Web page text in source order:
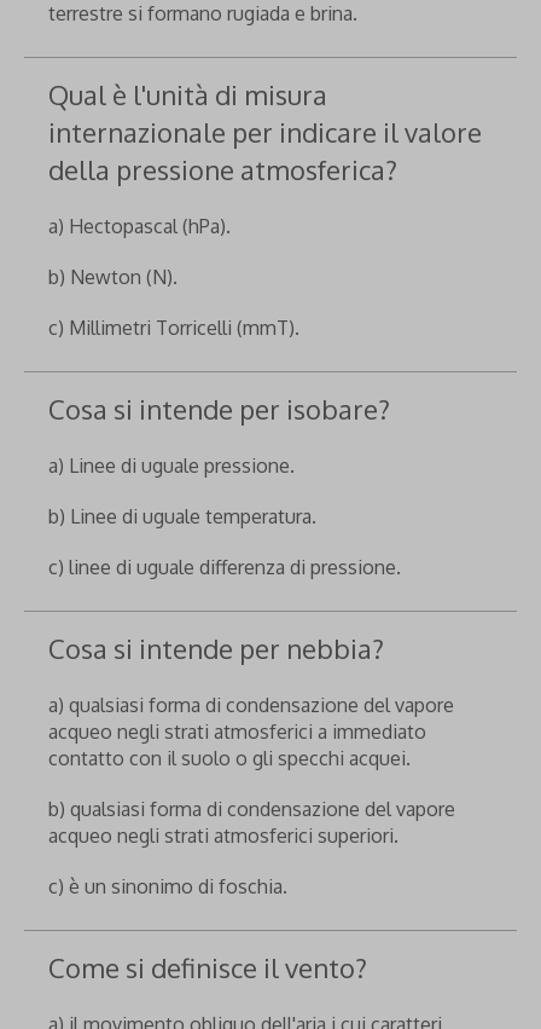
terrestre si formano rugiada e brina.
Qual è l'unità di misura
internazionale per indicare il valore
della pressione atmosferica?
a) Hectopascal (hPa).
b) Newton (N).
c) Millimetri Torricelli (mmT).
Cosa si intende per isobare?
a) Linee di uguale pressione.
b) Linee di uguale temperatura.
c) linee di uguale differenza di pressione.
Cosa si intende per nebbia?
a) qualsiasi forma di condensazione del vapore
acqueo negli strati atmosferici a immediato
contatto con il suolo o gli specchi acquei.
b) qualsiasi forma di condensazione del vapore
acqueo negli strati atmosferici superiori.
c) è un sinonimo di foschia.
Come si definisce il vento?
a) il movimento obliquo dell'aria i cui caratteri